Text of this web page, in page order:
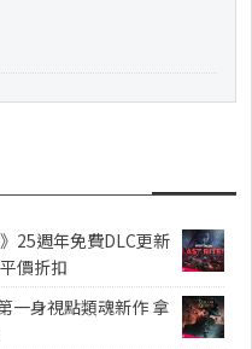
25週年免費DLC更新
價折扣
一身視點類魂新作 拿